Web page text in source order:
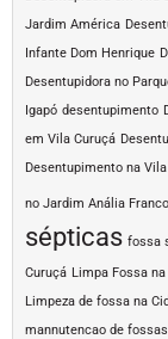
Jardim América
Infante Dom Henrique
Desentupidora no
Igapó desentupimento
em Vila Curuçá
Desentupimento na
no Jardim Anália Franco
sépticas fossa
Curuçá Limpa Fossa
Limpeza de fossa na
mannutencao de fossas